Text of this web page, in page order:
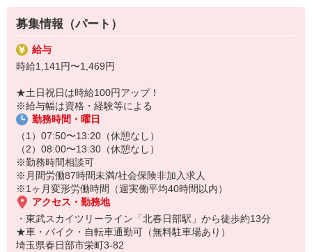
・パートは特別手当の支給あり
★＼サービス・職種の魅力／
「今私たちに求められていることは何だろう」「どんな工夫をした
ら喜んでいただけるだろう」他職種で連携しながら創意工夫し支援
していきます。感謝の言葉を直接いただけたり、信頼関係を築いて
め、体に負担が少ないのも魅力の一つです。
募集情報（パート）
給与
時給1,141円〜1,469円
★土日祝日は時給100円アップ！
※給与幅は資格・経験等による
勤務時間・曜日
（1）07:50〜13:20（休憩なし）
（2）08:00〜13:30（休憩なし）
※勤務時間相談可
※月間労働87時間未満/社会保険非加入求人
※1ヶ月変形労働時間（週実働平均40時間以内）
アクセス・勤務地
・東武スカイツリーライン「北春日部駅」から徒歩約13分
★車・バイク・自転車通勤可（無料駐車場あり）
埼玉県春日部市栄町3-82